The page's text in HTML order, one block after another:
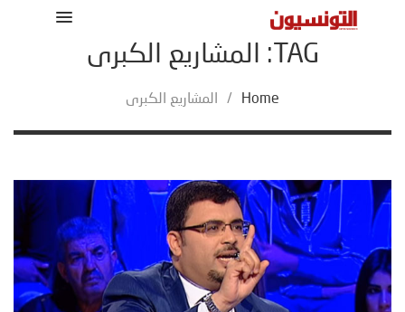
TAG: المشاريع الكبرى
Home
/ المشاريع الكبرى